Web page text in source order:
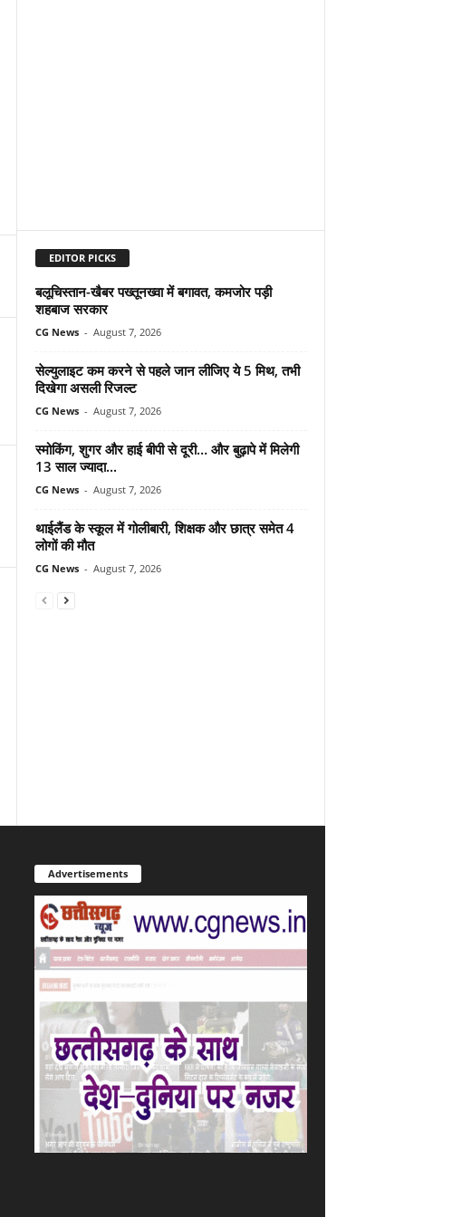
EDITOR PICKS
बलूचिस्तान-खैबर पख्तूनख्वा में बगावत, कमजोर पड़ी
शहबाज सरकार
CG News - August 7, 2026
सेल्युलाइट कम करने से पहले जान लीजिए ये 5 मिथ, तभी
दिखेगा असली रिजल्ट
CG News - August 7, 2026
स्मोकिंग, शुगर और हाई बीपी से दूरी… और बुढ़ापे में मिलेगी
13 साल ज्यादा...
CG News - August 7, 2026
थाईलैंड के स्कूल में गोलीबारी, शिक्षक और छात्र समेत 4
लोगों की मौत
CG News - August 7, 2026
Advertisements